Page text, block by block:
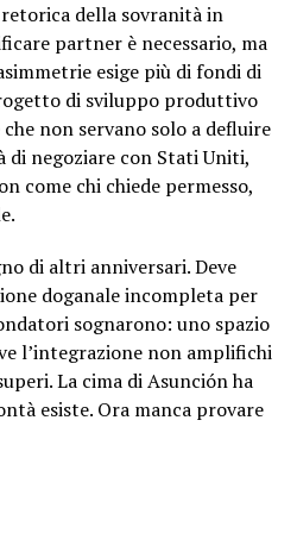
della sovranità in
partner è necessario, ma
esige più di fondi di
di sviluppo produttivo
non servano solo a defluire
di negoziare con Stati Uniti,
come chi chiede permesso,
di altri anniversari. Deve
doganale incompleta per
sognarono: uno spazio
l’integrazione non amplifichi
La cima di Asunción ha
esiste. Ora manca provare